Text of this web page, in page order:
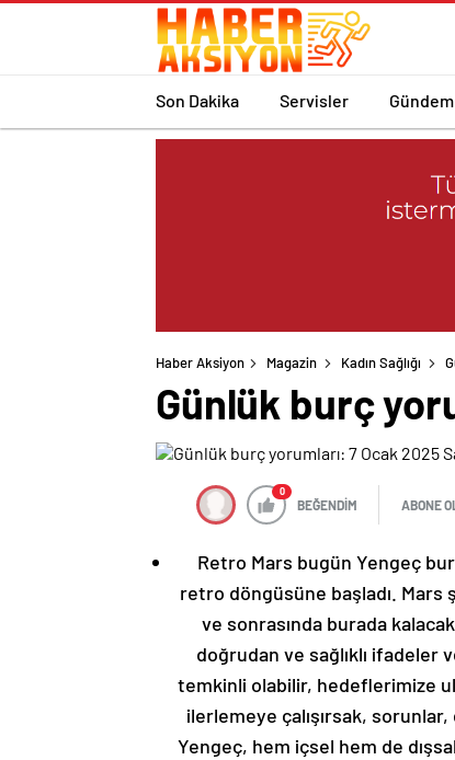
Son Dakika Servisler Gündem
Haber Aksiyon Magazin Kadın Sağlığı
Günlük burç
0
BEĞENDİM ABONE
Retro Mars bugün Yengeç
retro döngüsüne başladı.
ve sonrasında burada
doğrudan ve sağlıklı ifadeler
temkinli olabilir, hedeflerimize
ilerlemeye çalışırsak, sorunlar,
Yengeç, hem içsel hem de